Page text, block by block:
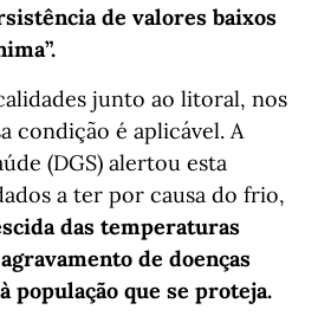
de valores baixos
junto ao litoral, nos
condição é aplicável. A
(DGS) alertou esta
a ter por causa do frio,
das temperaturas
de doenças
população que se proteja.